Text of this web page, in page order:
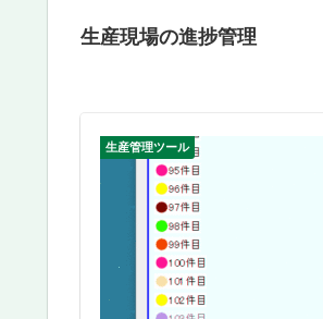
生産現場の進捗管理
生産管理ツール